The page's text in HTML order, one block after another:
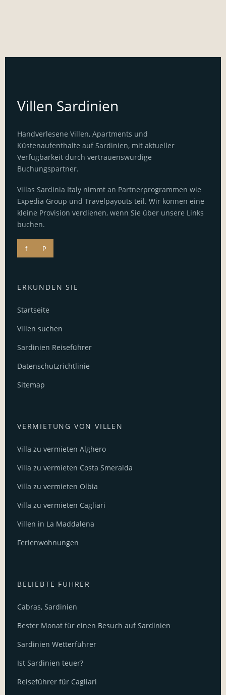
Villen Sardinien
Handverlesene Villen, Apartments und
Küstenaufenthalte auf Sardinien, mit aktueller
Verfügbarkeit durch vertrauenswürdige
Buchungspartner.
Villas Sardinia Italy nimmt an Partnerprogrammen wie
Expedia Group und Travelpayouts teil. Wir können eine
kleine Provision verdienen, wenn Sie über unsere Links
buchen.
f P
ERKUNDEN SIE
Startseite
Villen suchen
Sardinien Reiseführer
Datenschutzrichtlinie
Sitemap
VERMIETUNG VON VILLEN
Villa zu vermieten Alghero
Villa zu vermieten Costa Smeralda
Villa zu vermieten Olbia
Villa zu vermieten Cagliari
Villen in La Maddalena
Ferienwohnungen
BELIEBTE FÜHRER
Cabras, Sardinien
Bester Monat für einen Besuch auf Sardinien
Sardinien Wetterführer
Ist Sardinien teuer?
Reiseführer für Cagliari